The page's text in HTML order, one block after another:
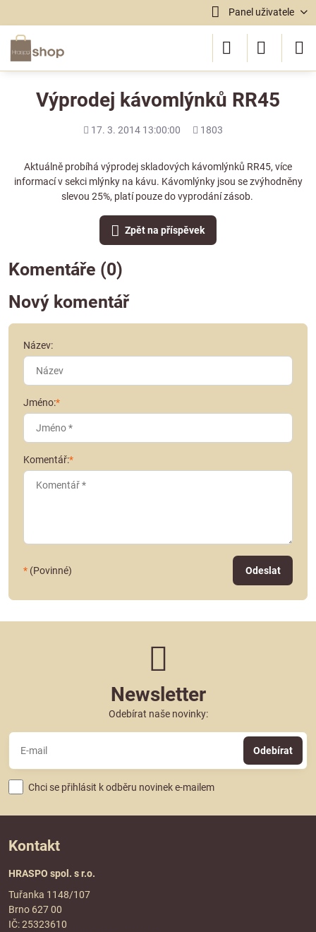
Panel uživatele
Výprodej kávomlýnků RR45
Přidáno
17. 3. 2014 13:00:00
Počet
1803
Aktuálně probíhá výprodej skladových kávomlýnků RR45, více
informací v sekci mlýnky na kávu. Kávomlýnky jsou se zvýhodněny
slevou 25%, platí pouze do vyprodání zásob.
Zpět na příspěvek
Komentáře (0)
Nový komentář
Název:
Jméno:*
Komentář:*
* (Povinné) Odeslat
Newsletter
Odebírat naše novinky:
Odebírat
Chci se přihlásit k odběru novinek e-mailem
Kontakt
HRASPO spol. s r.o.
Tuřanka 1148/107
Brno 627 00
IČ: 25323610